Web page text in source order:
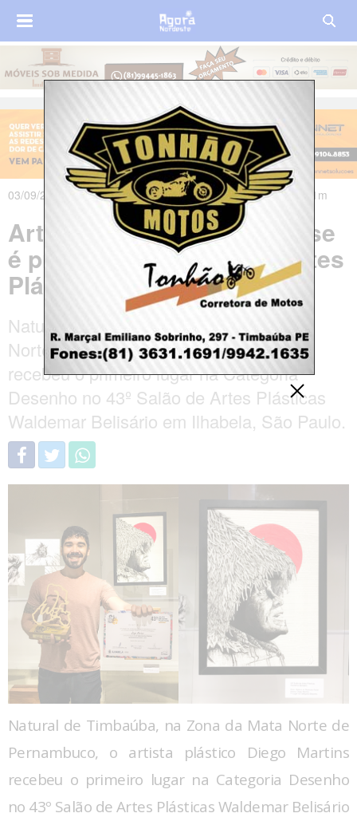
03/09/2021 às 20h00m - Atualizado em 04/09/2021 às 00h11m
Artista plástico timbaubense
é premiado no Salão de Artes
Plásticas de Ilhabela-SP
Natural de Timbaúba, na Zona da Mata
Norte de Pernambuco, Diego Martins
recebeu o primeiro lugar na Categoria
Desenho no 43º Salão de Artes Plásticas
Waldemar Belisário em Ilhabela, São Paulo.
Natural de Timbaúba, na Zona da Mata Norte de
Pernambuco, o artista plástico Diego Martins
recebeu o primeiro lugar na Categoria Desenho
no 43º Salão de Artes Plásticas Waldemar Belisário